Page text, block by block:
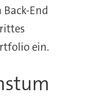
End
ein.